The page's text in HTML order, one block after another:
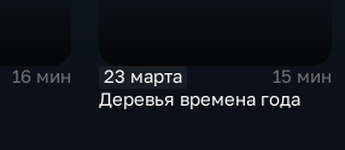
16 мин
23 марта
15 мин
Деревья времена года